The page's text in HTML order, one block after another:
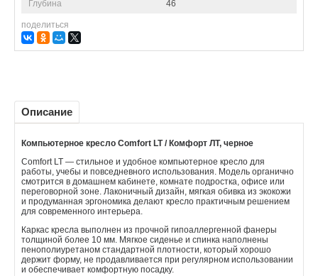
Глубина 46
поделиться
Описание
Компьютерное кресло Comfort LT / Комфорт ЛТ, черное
Comfort LT — стильное и удобное компьютерное кресло для
работы, учебы и повседневного использования. Модель органично
смотрится в домашнем кабинете, комнате подростка, офисе или
переговорной зоне. Лаконичный дизайн, мягкая обивка из экокожи
и продуманная эргономика делают кресло практичным решением
для современного интерьера.
Каркас кресла выполнен из прочной гипоаллергенной фанеры
толщиной более 10 мм. Мягкое сиденье и спинка наполнены
пенополиуретаном стандартной плотности, который хорошо
держит форму, не продавливается при регулярном использовании
и обеспечивает комфортную посадку.